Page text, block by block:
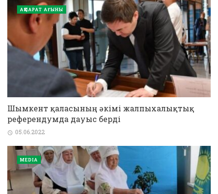
Шымкент қаласының әкімі жалпыхалықтық
референдумда дауыс берді
05.06.2022
АҚПАРАТ АҒЫНЫ
MEDIA